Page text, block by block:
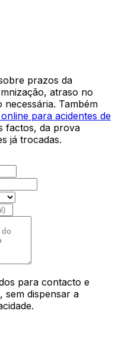
prazos da
atraso no
Também
para acidentes de
factos, da prova
já trocadas.
para contacto e
sem dispensar a